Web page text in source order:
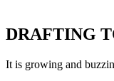
DRAFTING
It is growing and